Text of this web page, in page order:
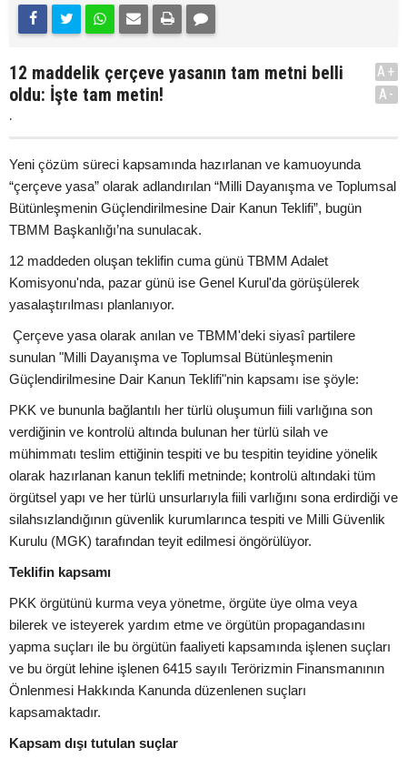
12 maddelik çerçeve yasanın tam metni belli
oldu: İşte tam metin!
.
A+
A-
Yeni çözüm süreci kapsamında hazırlanan ve kamuoyunda
“çerçeve yasa” olarak adlandırılan “Milli Dayanışma ve Toplumsal
Bütünleşmenin Güçlendirilmesine Dair Kanun Teklifi”, bugün
TBMM Başkanlığı’na sunulacak.
12 maddeden oluşan teklifin cuma günü TBMM Adalet
Komisyonu'nda, pazar günü ise Genel Kurul'da görüşülerek
yasalaştırılması planlanıyor.
Çerçeve yasa olarak anılan ve TBMM'deki siyasî partilere
sunulan "Milli Dayanışma ve Toplumsal Bütünleşmenin
Güçlendirilmesine Dair Kanun Teklifi"nin kapsamı ise şöyle:
PKK ve bununla bağlantılı her türlü oluşumun fiili varlığına son
verdiğinin ve kontrolü altında bulunan her türlü silah ve
mühimmatı teslim ettiğinin tespiti ve bu tespitin teyidine yönelik
olarak hazırlanan kanun teklifi metninde; kontrolü altındaki tüm
örgütsel yapı ve her türlü unsurlarıyla fiili varlığını sona erdirdiği ve
silahsızlandığının güvenlik kurumlarınca tespiti ve Milli Güvenlik
Kurulu (MGK) tarafından teyit edilmesi öngörülüyor.
Teklifin kapsamı
PKK örgütünü kurma veya yönetme, örgüte üye olma veya
bilerek ve isteyerek yardım etme ve örgütün propagandasını
yapma suçları ile bu örgütün faaliyeti kapsamında işlenen suçları
ve bu örgüt lehine işlenen 6415 sayılı Terörizmin Finansmanının
Önlenmesi Hakkında Kanunda düzenlenen suçları
kapsamaktadır.
Kapsam dışı tutulan suçlar